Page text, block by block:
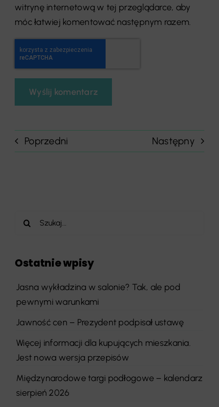
witrynę internetową w tej przeglądarce, aby
móc łatwiej komentować następnym razem.
Poprzedni Następny
Szukaj
Ostatnie wpisy
Jasna wykładzina w salonie? Tak, ale pod
pewnymi warunkami
Jawność cen – Prezydent podpisał ustawę
Więcej informacji dla kupujących mieszkania.
Jest nowa wersja przepisów
Międzynarodowe targi podłogowe – kalendarz
sierpień 2026